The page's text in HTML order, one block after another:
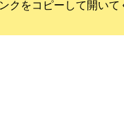
クをコピーして開いて